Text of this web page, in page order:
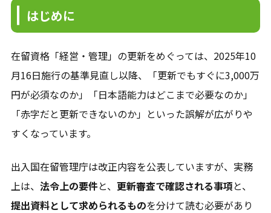
はじめに
在留資格「経営・管理」の更新をめぐっては、2025年10
月16日施行の基準見直し以降、「更新でもすぐに3,000万
円が必須なのか」「日本語能力はどこまで必要なのか」
「赤字だと更新できないのか」といった誤解が広がりや
すくなっています。
出入国在留管理庁は改正内容を公表していますが、実務
上は、 法令上の要件と、 更新審査で確認される事項と、
提出資料として求められるものを分けて読む必要があり